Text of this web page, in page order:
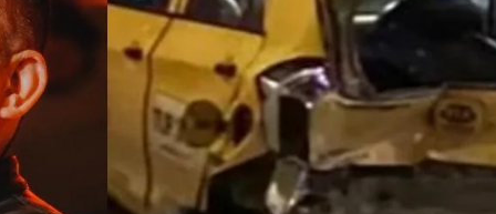
Programas
Noticias
Equipo